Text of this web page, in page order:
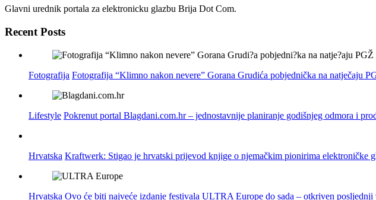
Glavni urednik portala za elektronicku glazbu Brija Dot Com.
Recent Posts
Fotografija Fotografija “Klimno nakon nevere” Gorana Grudića pobjednička na natječaju
Lifestyle Pokrenut portal Blagdani.com.hr – jednostavnije planiranje godišnjeg odmora i
Hrvatska Kraftwerk: Stigao je hrvatski prijevod knjige o njemačkim pionirima elektroničke
Hrvatska Ovo će biti najveće izdanje festivala ULTRA Europe do sada – otkriven